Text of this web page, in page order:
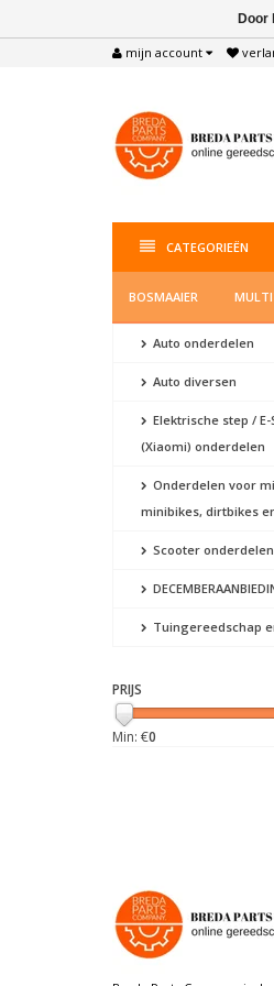
mijn account
CATEGORIEËN
BOSMAAIER
Auto onderdelen
Auto diversen
Elektrische step /
(Xiaomi) onderdelen
Onderdelen voor
minibikes, dirtbikes
Scooter onderdelen
Tuingereedschap
PRIJS
Min: €0
Door